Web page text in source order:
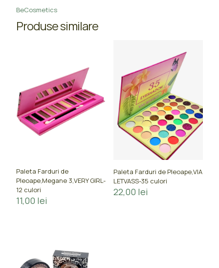
BeCosmetics
Produse similare
Paleta Farduri de
Pleoape,Megane 3,VERY GIRL-
12 culori
11,00 lei
Paleta Farduri de Pleoape,VIA
LETVASS-35 culori
22,00 lei